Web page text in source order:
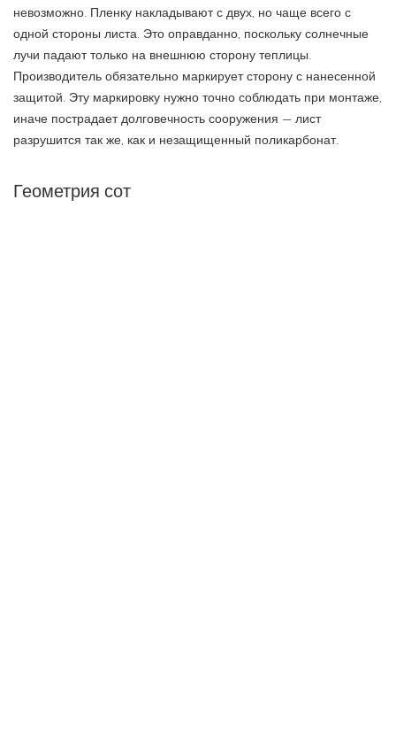
невозможно. Пленку накладывают с двух, но чаще всего с
одной стороны листа. Это оправданно, поскольку солнечные
лучи падают только на внешнюю сторону теплицы.
Производитель обязательно маркирует сторону с нанесенной
защитой. Эту маркировку нужно точно соблюдать при монтаже,
иначе пострадает долговечность сооружения — лист
разрушится так же, как и незащищенный поликарбонат.
Геометрия сот